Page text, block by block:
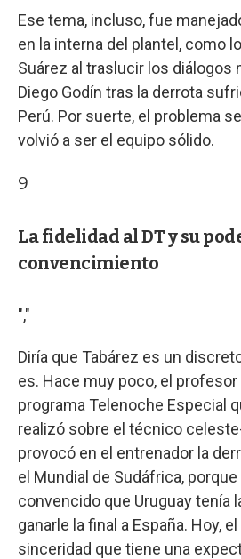
Ese tema, incluso, fue
en la interna del plantel, como
Suárez al traslucir los diálogos
Diego Godín tras la derrota
Perú. Por suerte, el problema
volvió a ser el equipo sólido.
9
La fidelidad al DT y su
convencimiento
","
Diría que Tabárez es un
es. Hace muy poco, el
programa Telenoche Especial
realizó sobre el técnico
provocó en el entrenador la
el Mundial de Sudáfrica,
convencido que Uruguay tenía
ganarle la final a España. Hoy,
sinceridad que tiene una